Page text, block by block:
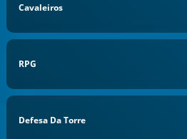
Cavaleiros
RPG
Defesa Da Torre